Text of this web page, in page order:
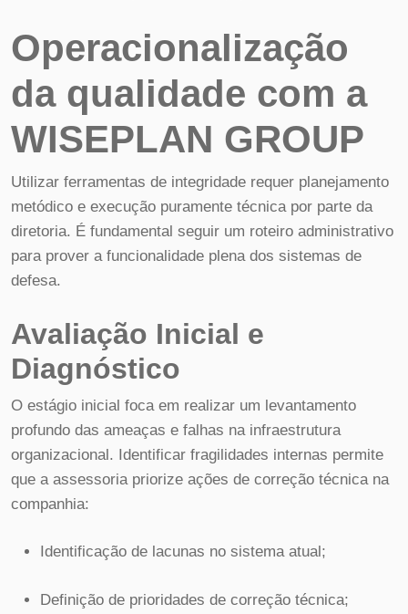
Operacionalização
da qualidade com a
WISEPLAN GROUP
Utilizar ferramentas de integridade requer planejamento
metódico e execução puramente técnica por parte da
diretoria. É fundamental seguir um roteiro administrativo
para prover a funcionalidade plena dos sistemas de
defesa.
Avaliação Inicial e
Diagnóstico
O estágio inicial foca em realizar um levantamento
profundo das ameaças e falhas na infraestrutura
organizacional. Identificar fragilidades internas permite
que a assessoria priorize ações de correção técnica na
companhia:
Identificação de lacunas no sistema atual;
Definição de prioridades de correção técnica;